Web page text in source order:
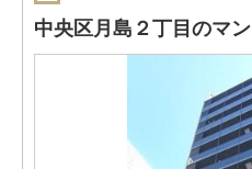
中央区月島２丁目のマ